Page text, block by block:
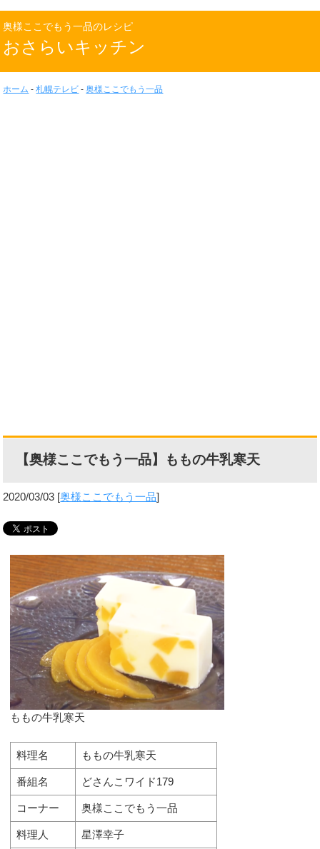
奥様ここでもう一品のレシピ
おさらいキッチン
ホーム -札幌テレビ -奥様ここでもう一品
【奥様ここでもう一品】ももの牛乳寒天
2020/03/03 [奥様ここでもう一品]
ももの牛乳寒天
料理名 ももの牛乳寒天
番組名 どさんこワイド179
コーナー 奥様ここでもう一品
料理人 星澤幸子